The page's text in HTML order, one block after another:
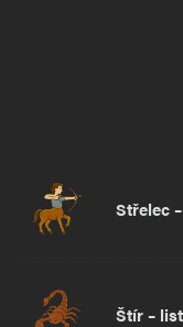
Střelec
Štír –